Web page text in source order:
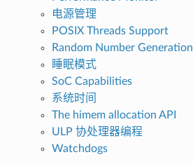
电源管理
POSIX Threads Support
Random Number Generation
睡眠模式
SoC Capabilities
系统时间
The himem allocation API
ULP 协处理器编程
Watchdogs